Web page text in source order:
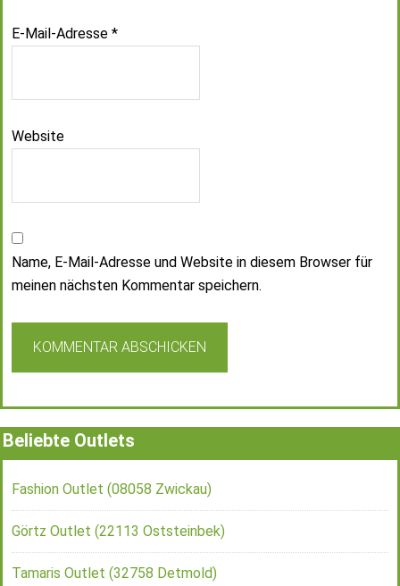
E-Mail-Adresse *
Website
Name, E-Mail-Adresse und Website in diesem Browser für
meinen nächsten Kommentar speichern.
Beliebte Outlets
Fashion Outlet (08058 Zwickau)
Görtz Outlet (22113 Oststeinbek)
Tamaris Outlet (32758 Detmold)